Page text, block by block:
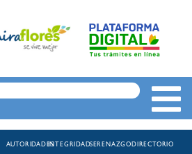
AUTORIDADESINTEGRIDADSERENAZGODIRECTORIO